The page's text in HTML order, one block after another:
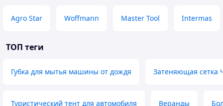
Agro Star Woffmann Master Tool Intermas
ТОП теги
Губка для мытья машины от дождя Затеняющая сетка
Туристический тент для автомобиля Веранды